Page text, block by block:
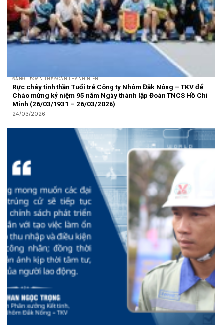
ĐẢNG - ĐOÀN THỂ ĐOÀN THANH NIÊN
Rực cháy tinh thần Tuổi trẻ Công ty Nhôm Đắk Nông – TKV để
Chào mừng kỷ niệm 95 năm Ngày thành lập Đoàn TNCS Hồ Chí
Minh (26/03/1931 – 26/03/2026)
24/03/2026